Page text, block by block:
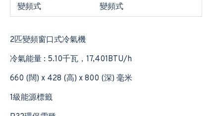
變頻式
變頻式
2匹變頻窗口式冷氣機
冷氣能量 : 5.10千瓦，17,401BTU/h
660 (闊) x 428 (高) x 800 (深) 毫米
1級能源標籤